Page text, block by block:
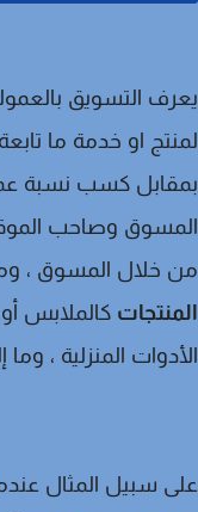
التسويق بالعمولة
او خدمة ما
كسب نسبة
وصاحب الموقع
خلال المسوق ، ومن
كالملابس أو
المنزلية ، وما